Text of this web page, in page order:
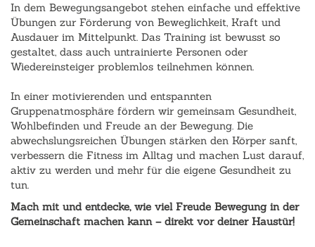
In dem Bewegungsangebot stehen einfache und effektive
Übungen zur Förderung von Beweglichkeit, Kraft und
Ausdauer im Mittelpunkt. Das Training ist bewusst so
gestaltet, dass auch untrainierte Personen oder
Wiedereinsteiger problemlos teilnehmen können.
In einer motivierenden und entspannten
Gruppenatmosphäre fördern wir gemeinsam Gesundheit,
Wohlbefinden und Freude an der Bewegung. Die
abwechslungsreichen Übungen stärken den Körper sanft,
verbessern die Fitness im Alltag und machen Lust darauf,
aktiv zu werden und mehr für die eigene Gesundheit zu
tun.
Mach mit und entdecke, wie viel Freude Bewegung in der
Gemeinschaft machen kann – direkt vor deiner Haustür!